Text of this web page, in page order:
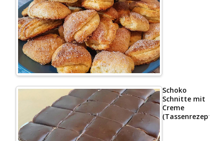
Schoko
Schnitte mit
Creme
(Tassenrezept)